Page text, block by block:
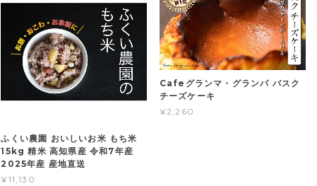
ふくい農園 おいしいお米 もち米
15kg 精米 高知県産 令和7年産
2025年産 産地直送
¥11,130
Cafeグランマ・グランパ バスク
チーズケーキ
¥2,260